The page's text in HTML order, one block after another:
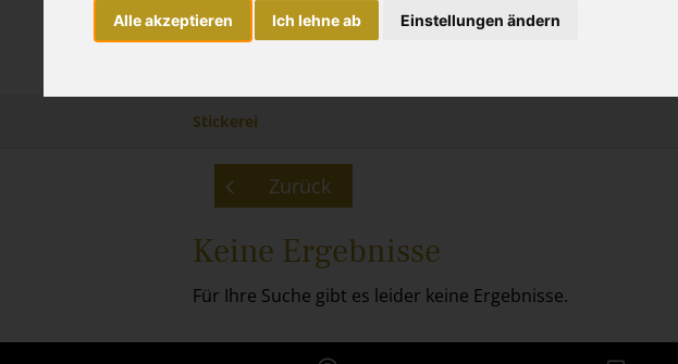
Alle akzeptieren Ich lehne ab Einstellungen ändern
KONFEKTION
Stickerei
Zurück
Keine Ergebnisse
Für Ihre Suche gibt es leider keine Ergebnisse.